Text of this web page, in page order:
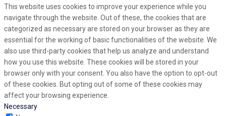
This website uses cookies to improve your experience while you
navigate through the website. Out of these, the cookies that are
categorized as necessary are stored on your browser as they are
essential for the working of basic functionalities of the website. We
also use third-party cookies that help us analyze and understand
how you use this website. These cookies will be stored in your
browser only with your consent. You also have the option to opt-out
of these cookies. But opting out of some of these cookies may
affect your browsing experience.
Necessary